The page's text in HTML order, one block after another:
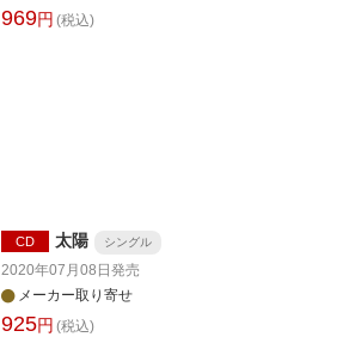
969円 (税込)
CD 太陽 シングル
2020年07月08日発売
メーカー取り寄せ
925円 (税込)